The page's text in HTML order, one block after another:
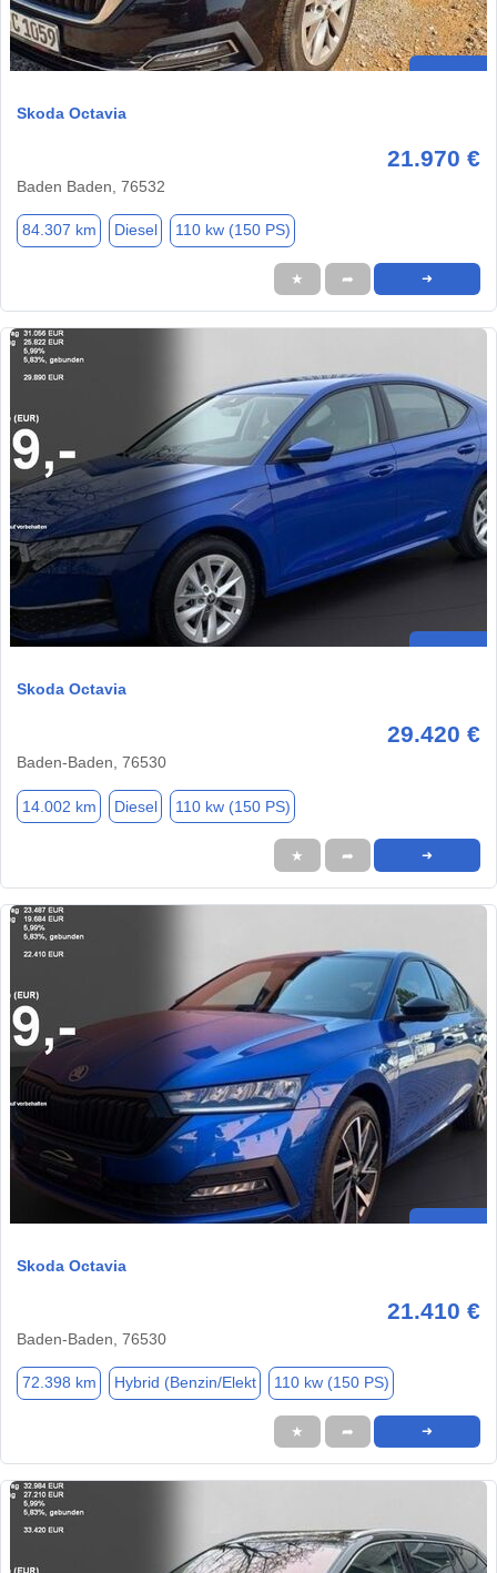
Skoda Octavia
21.970 €
Baden Baden, 76532
84.307 km Diesel 110 kw (150 PS)
★ ➦ ➜
Skoda Octavia
29.420 €
Baden-Baden, 76530
14.002 km Diesel 110 kw (150 PS)
★ ➦ ➜
Skoda Octavia
21.410 €
Baden-Baden, 76530
72.398 km Hybrid (Benzin/Elekt 110 kw (150 PS)
★ ➦ ➜